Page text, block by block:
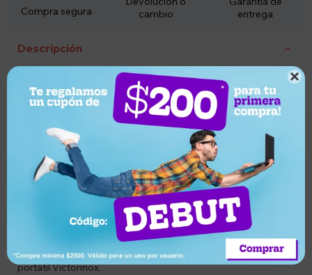

Compra segura
cambio
entrega
Descripción
Codigo: LATTAFA4
Combo: BG6291107458328 y BGWOOOO330
Descripcion:
Descubrí una fragancia intensa, sofisticada y con
personalidad única. Lattafa Bade'e Al Oud For Glory es un
perfume unisex inspirado en el lujo oriental, ideal para
quienes buscan un aroma elegante, profundo y duradero.
Lanzado en 2020, combina notas especiadas, amaderadas y
cálidas con un exquisito oud que deja una estela envolvente
y refinada. Perfecto para noches especiales, temporadas
frías o quienes disfrutan de perfumes con gran presencia.
Además, incluye de obsequio una elegante funda para
portátil Victorinox.